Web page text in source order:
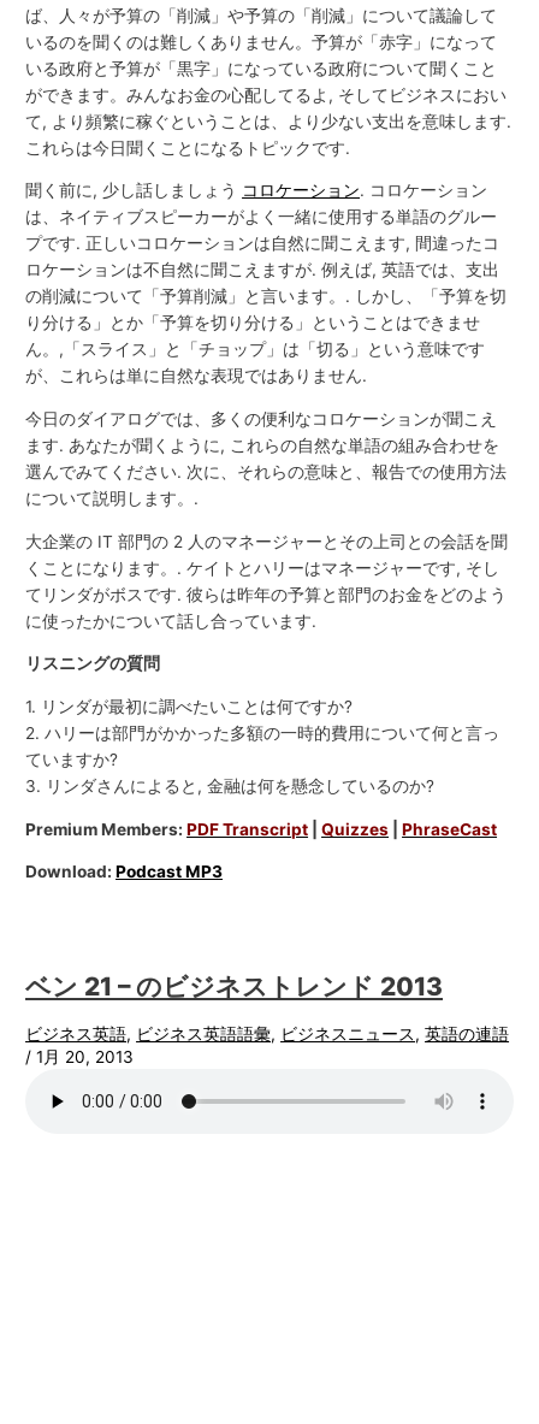
ば、人々が予算の「削減」や予算の「削減」について議論して
いるのを聞くのは難しくありません。予算が「赤字」になって
いる政府と予算が「黒字」になっている政府について聞くこと
ができます。みんなお金の心配してるよ, そしてビジネスにおい
て, より頻繁に稼ぐということは、より少ない支出を意味します.
これらは今日聞くことになるトピックです.
聞く前に, 少し話しましょう コロケーション. コロケーション
は、ネイティブスピーカーがよく一緒に使用する単語のグルー
プです. 正しいコロケーションは自然に聞こえます, 間違ったコ
ロケーションは不自然に聞こえますが. 例えば, 英語では、支出
の削減について「予算削減」と言います。. しかし、「予算を切
り分ける」とか「予算を切り分ける」ということはできませ
ん。,「スライス」と「チョップ」は「切る」という意味です
が、これらは単に自然な表現ではありません.
今日のダイアログでは、多くの便利なコロケーションが聞こえ
ます. あなたが聞くように, これらの自然な単語の組み合わせを
選んでみてください. 次に、それらの意味と、報告での使用方法
について説明します。.
大企業の IT 部門の 2 人のマネージャーとその上司との会話を聞
くことになります。. ケイトとハリーはマネージャーです, そし
てリンダがボスです. 彼らは昨年の予算と部門のお金をどのよう
に使ったかについて話し合っています.
リスニングの質問
1. リンダが最初に調べたいことは何ですか?
2. ハリーは部門がかかった多額の一時的費用について何と言っ
ていますか?
3. リンダさんによると, 金融は何を懸念しているのか?
Premium Members:PDF Transcript |Quizzes |PhraseCast
Download:Podcast MP3
ベン 21 – のビジネストレンド 2013
ビジネス英語, ビジネス英語語彙, ビジネスニュース,英語の連語
/1月 20, 2013